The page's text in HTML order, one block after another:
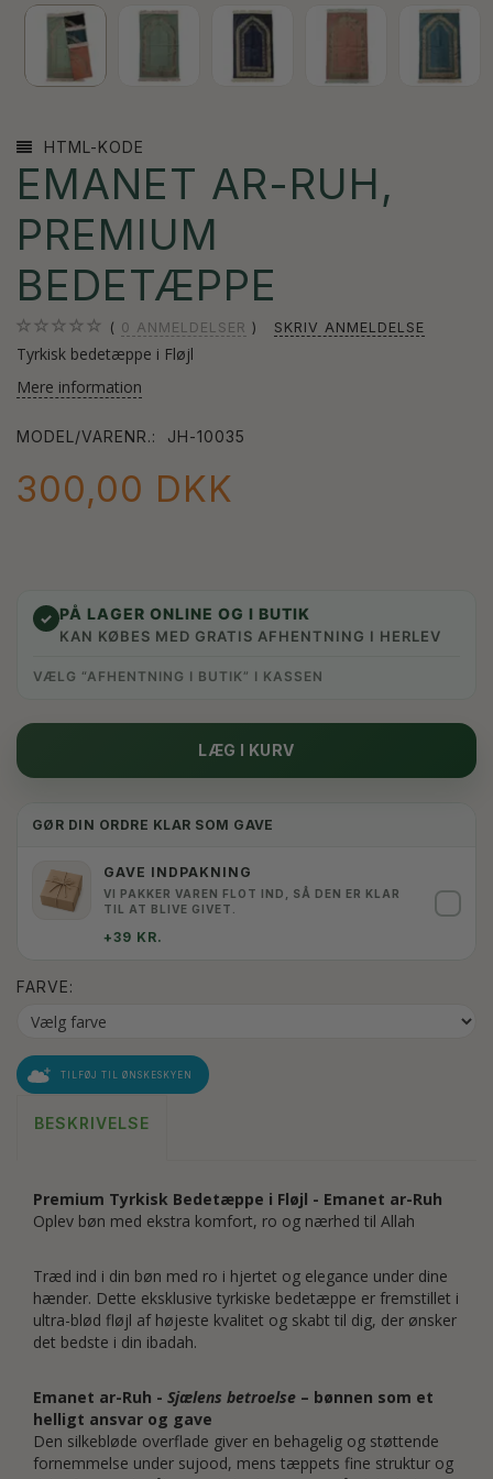
HTML-KODE
EMANET AR-RUH,
PREMIUM
BEDETÆPPE
0 ANMELDELSER SKRIV ANMELDELSE
Tyrkisk bedetæppe i Fløjl
Mere information
MODEL/VARENR.: JH-10035
300,00 DKK
✓ PÅ LAGER ONLINE OG I BUTIK
KAN KØBES MED GRATIS AFHENTNING I HERLEV
VÆLG “AFHENTNING I BUTIK” I KASSEN
LÆG I KURV
GØR DIN ORDRE KLAR SOM GAVE
GAVE INDPAKNING
VI PAKKER VAREN FLOT IND, SÅ DEN ER KLAR
TIL AT BLIVE GIVET.
+39 KR.
FARVE:
TILFØJ TIL ØNSKESKYEN
BESKRIVELSE
Premium Tyrkisk Bedetæppe i Fløjl - Emanet ar-Ruh
Oplev bøn med ekstra komfort, ro og nærhed til Allah
Træd ind i din bøn med ro i hjertet og elegance under dine
hænder. Dette eksklusive tyrkiske bedetæppe er fremstillet i
ultra-blød fløjl af højeste kvalitet og skabt til dig, der ønsker
det bedste i din ibadah.
Emanet ar-Ruh - Sjælens betroelse – bønnen som et
helligt ansvar og gave
Den silkebløde overflade giver en behagelig og støttende
fornemmelse under sujood, mens tæppets fine struktur og